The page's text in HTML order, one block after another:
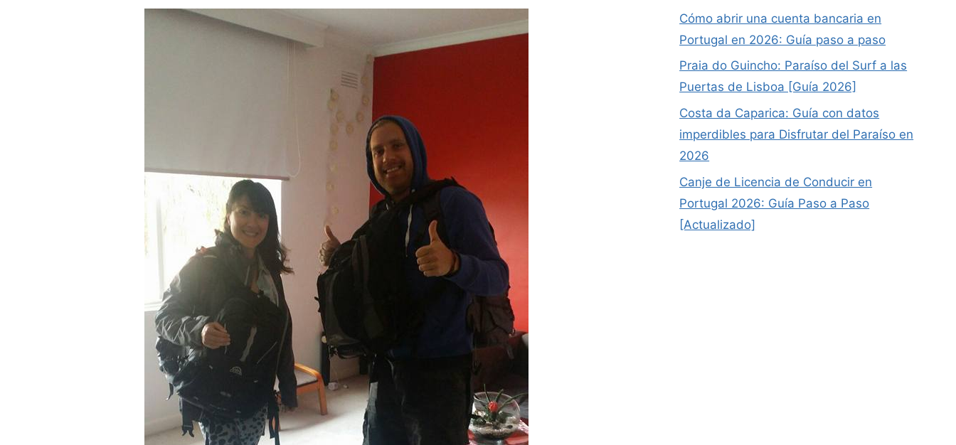
Cómo abrir una cuenta bancaria en
Portugal en 2026: Guía paso a paso
Praia do Guincho: Paraíso del Surf a las
Puertas de Lisboa [Guía 2026]
Costa da Caparica: Guía con datos
imperdibles para Disfrutar del Paraíso en
2026
Canje de Licencia de Conducir en
Portugal 2026: Guía Paso a Paso
[Actualizado]